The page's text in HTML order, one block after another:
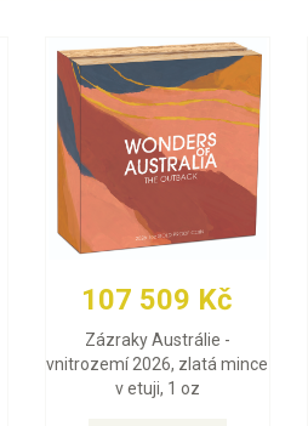
107 509 Kč
Zázraky Austrálie -
vnitrozemí 2026, zlatá mince
v etuji, 1 oz